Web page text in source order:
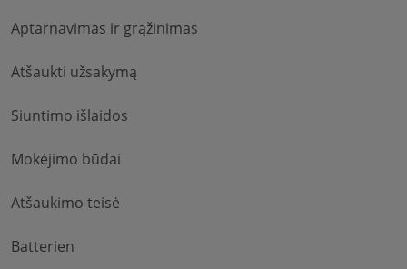
Aptarnavimas ir grąžinimas
Atšaukti užsakymą
Siuntimo išlaidos
Mokėjimo būdai
Atšaukimo teisė
Batterien